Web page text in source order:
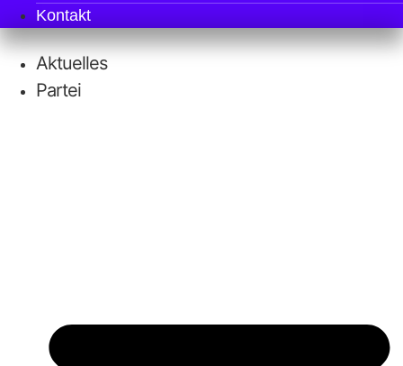
Kon­takt
Aktu­el­les
Par­tei